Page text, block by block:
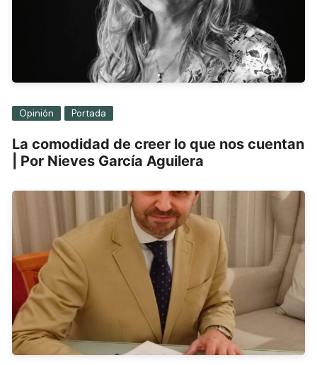
Opinión Portada
La comodidad de creer lo que nos cuentan
| Por Nieves García Aguilera